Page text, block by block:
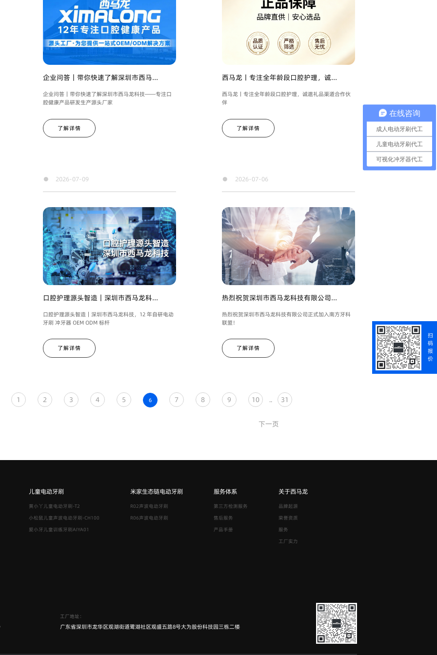
企业问答｜带你快速了解深圳市西马...
企业问答｜带你快速了解深圳市西马龙科技——专注口
腔健康产品研发生产源头厂家
了解详情
西马龙丨专注全年龄段口腔护理，诚...
西马龙丨专注全年龄段口腔护理，诚邀礼品渠道合作伙
伴
了解详情
● 2026-07-09
口腔护理源头智造｜深圳市西马龙科...
口腔护理源头智造｜深圳市西马龙科技，12 年自研电动
牙刷 冲牙器 OEM ODM 标杆
了解详情
● 2026-07-06
热烈祝贺深圳市西马龙科技有限公司...
热烈祝贺深圳市西马龙科技有限公司正式加入南方牙科
联盟！
了解详情
1 2 3 4 5 6 7 8 9 10 .. 31
下一页
儿童电动牙刷
黄小丫儿童电动牙刷-T2
小松鼠儿童声波电动牙刷-CH100
爱小牙儿童训练牙刷AIYA01
米家生态链电动牙刷
R02声波电动牙刷
R06声波电动牙刷
服务体系
第三方检测服务
售后服务
产品手册
关于西马龙
品牌起源
荣誉资质
服务
工厂实力
工厂地址：
广东省深圳市龙华区观湖街道鹭湖社区观盛五路8号大为股份科技园三栋二楼
扫
码
报
价
在线咨询
成人电动牙刷代工
儿童电动牙刷代工
可视化冲牙器代工